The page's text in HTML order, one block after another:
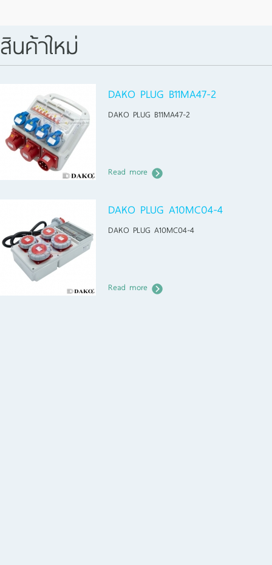
สินค้าใหม่
DAKO PLUG B11MA47-2
DAKO PLUG B11MA47-2
Read more
DAKO PLUG A10MC04-4
DAKO PLUG A10MC04-4
Read more